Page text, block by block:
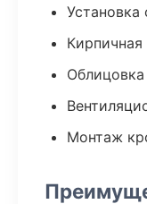
Установка
Кирпичная
Монтаж